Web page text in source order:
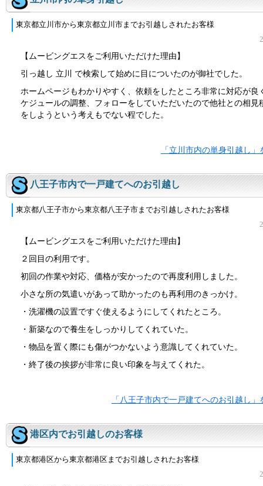
東京都立川市から東京都立川市までお引越しされたお客様
【ムービングエスをご利用いただけた理由】
引っ越し 立川 で検索して始めに目についたのが御社でした。
ホームページもわかりやすく、依頼をしたところ非常に対応が良
ケジュールの調整、フォローをしていただいたので他社との相見
をしようという考えもでない程でした。
「立川市内の単身引越し
八王子市内で一戸建てへのお引越し
東京都八王子市から東京都八王子市までお引越しされたお客様
【ムービングエスをご利用いただけた理由】
２回目の利用です。
初回の作業や対応、価格が安かったので再度利用しました。
小さな所の気遣いがあって助かったのも再利用のきっかけ。
・洗濯機の設置ですぐ使えるようにしてくれたところ。
・新築なので養生をしっかりしてくれていた。
・物品を置く際にも傷がつかないよう意識してくれていた。
・終了後の挨拶が非常に良い印象を与えてくれた。
「八王子市内で一戸建てへのお引越し」
港区内でお引越しのお客様
東京都港区から東京都港区までお引越しされたお客様